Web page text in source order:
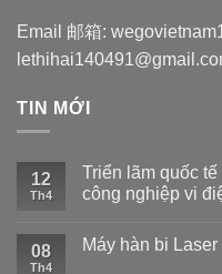
Email 邮箱:
TIN MỚI
12
Th4
Triển lãm quốc
công nghiệp vi
08
Th4
Máy hàn bi Laser